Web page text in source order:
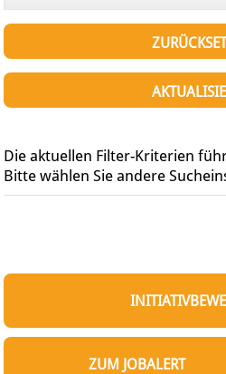
Die aktuellen Filter-Kriterien
Bitte wählen Sie andere
ZUM JOBALERT